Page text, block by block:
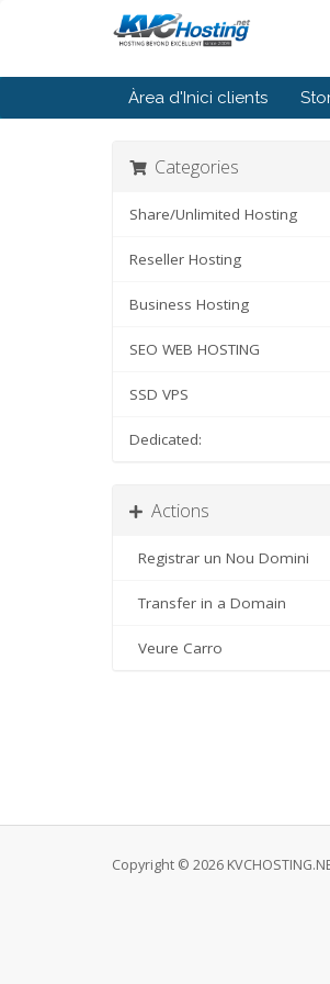
Àrea d'Inici clients
Categories
Share/Unlimited Hosting
Reseller Hosting
Business Hosting
SEO WEB HOSTING
SSD VPS
Dedicated:
Actions
Registrar un Nou Domini
Transfer in a Domain
Veure Carro
Copyright © 2026